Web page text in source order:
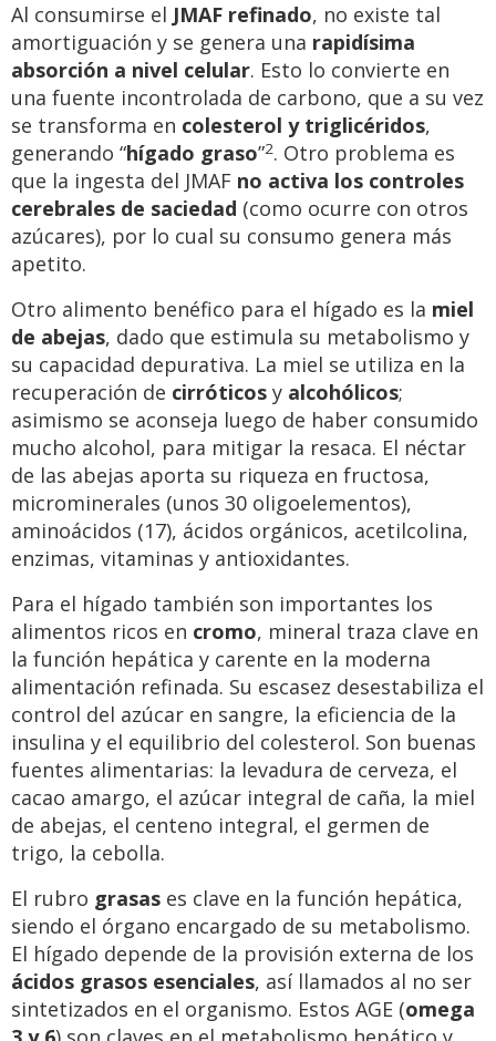
Al consumirse el JMAF refinado, no existe tal
amortiguación y se genera una rapidísima
absorción a nivel celular. Esto lo convierte en
una fuente incontrolada de carbono, que a su vez
se transforma en colesterol y triglicéridos,
generando “hígado graso”2. Otro problema es
que la ingesta del JMAF no activa los controles
cerebrales de saciedad (como ocurre con otros
azúcares), por lo cual su consumo genera más
apetito.
Otro alimento benéfico para el hígado es la miel
de abejas, dado que estimula su metabolismo y
su capacidad depurativa. La miel se utiliza en la
recuperación de cirróticos y alcohólicos;
asimismo se aconseja luego de haber consumido
mucho alcohol, para mitigar la resaca. El néctar
de las abejas aporta su riqueza en fructosa,
microminerales (unos 30 oligoelementos),
aminoácidos (17), ácidos orgánicos, acetilcolina,
enzimas, vitaminas y antioxidantes.
Para el hígado también son importantes los
alimentos ricos en cromo, mineral traza clave en
la función hepática y carente en la moderna
alimentación refinada. Su escasez desestabiliza el
control del azúcar en sangre, la eficiencia de la
insulina y el equilibrio del colesterol. Son buenas
fuentes alimentarias: la levadura de cerveza, el
cacao amargo, el azúcar integral de caña, la miel
de abejas, el centeno integral, el germen de
trigo, la cebolla.
El rubro grasas es clave en la función hepática,
siendo el órgano encargado de su metabolismo.
El hígado depende de la provisión externa de los
ácidos grasos esenciales, así llamados al no ser
sintetizados en el organismo. Estos AGE (omega